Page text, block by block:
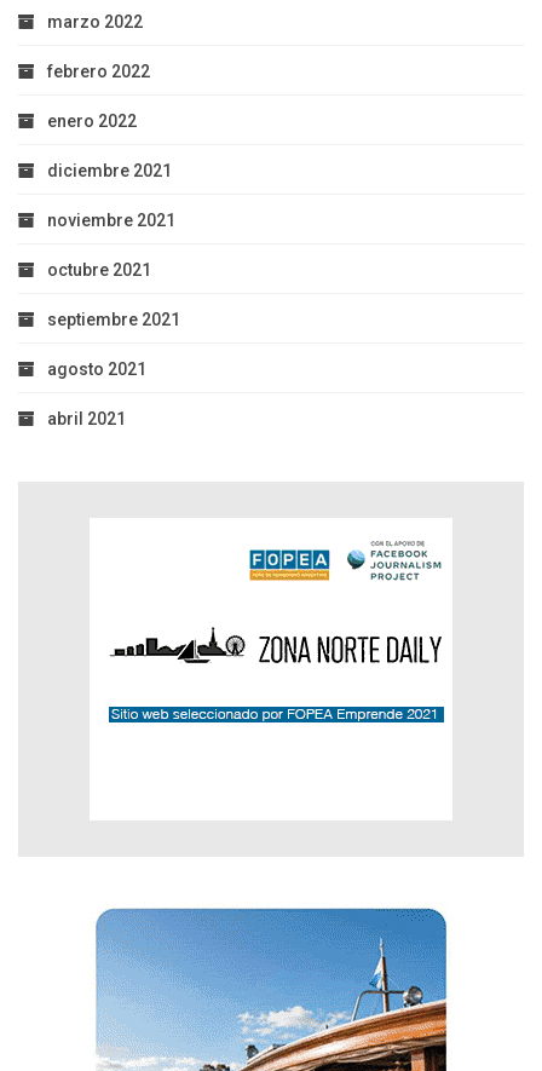
marzo 2022
febrero 2022
enero 2022
diciembre 2021
noviembre 2021
octubre 2021
septiembre 2021
agosto 2021
abril 2021